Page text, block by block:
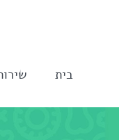
בית